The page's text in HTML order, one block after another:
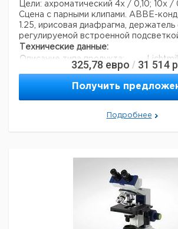
Цели: ахроматический 4x / 0,10; 10x
Сцена с парными клипами. ABBE-
1.25, ирисовая диафрагма, держатель
регулируемой встроенной
Технические данные:
Описание типа продукта:
Оптическая система:
директ
Фазово-контрастная техника:нет
325,78 евро / 31 514
Получить
Подробнее